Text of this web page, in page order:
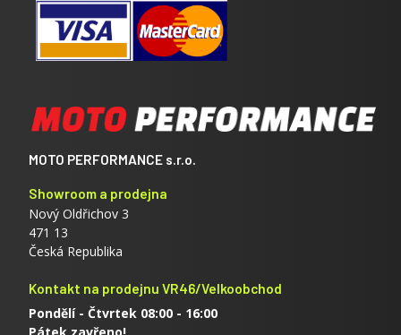
MOTO PERFORMANCE s.r.o.
Showroom a prodejna
Nový Oldřichov 3
471 13
Česká Republika
Kontakt na prodejnu VR46/Velkoobchod
Pondělí - Čtvrtek 08:00 - 16:00
Pátek zavřeno!